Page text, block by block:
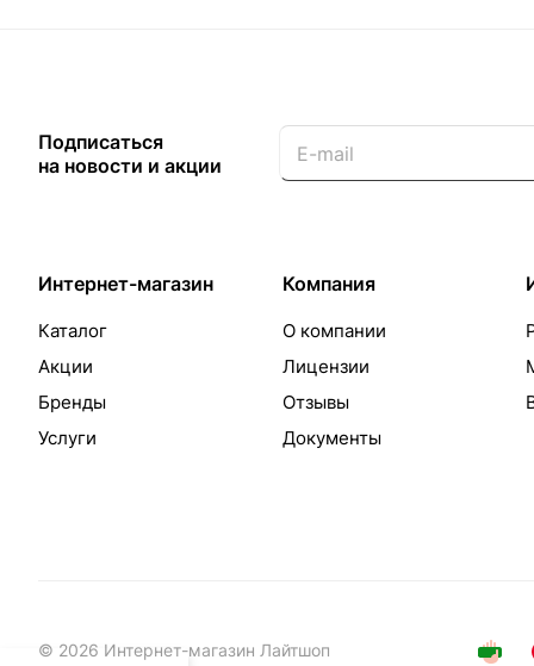
Подписаться
на новости и акции
Интернет-магазин
Каталог
Акции
Бренды
Услуги
Компания
О компании
Лицензии
Отзывы
Документы
© 2026 Интернет-магазин Лайтшоп